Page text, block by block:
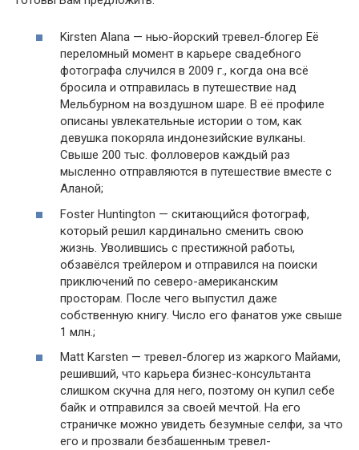
Kirsten Alana — нью-йорский тревел-блогер Её
переломный момент в карьере свадебного
фотографа случился в 2009 г., когда она всё
бросила и отправилась в путешествие над
Мельбурном на воздушном шаре. В её профиле
описаны увлекательные истории о том, как
девушка покоряла индонезийские вулканы.
Свыше 200 тыс. фолловеров каждый раз
мысленно отправляются в путешествие вместе с
Аланой;
Foster Huntington — скитающийся фотограф,
который решил кардинально сменить свою
жизнь. Уволившись с престижной работы,
обзавёлся трейлером и отправился на поиски
приключений по северо-американским
просторам. После чего выпустил даже
собственную книгу. Число его фанатов уже свыше
1 млн.;
Matt Karsten — тревел-блогер из жаркого Майами,
решивший, что карьера бизнес-консультанта
слишком скучна для него, поэтому он купил себе
байк и отправился за своей мечтой. На его
страничке можно увидеть безумные селфи, за что
его и прозвали безбашенным тревел-